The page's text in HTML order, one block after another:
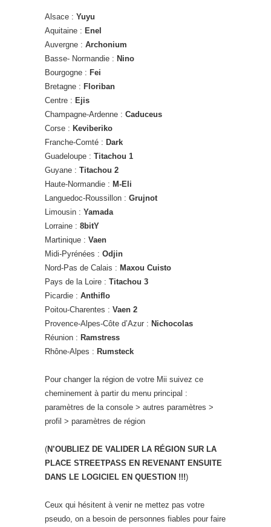
Alsace : Yuyu
Aquitaine : Enel
Auvergne : Archonium
Basse- Normandie : Nino
Bourgogne : Fei
Bretagne : Floriban
Centre : Ejis
Champagne-Ardenne : Caduceus
Corse : Keviberiko
Franche-Comté : Dark
Guadeloupe : Titachou 1
Guyane : Titachou 2
Haute-Normandie : M-Eli
Languedoc-Roussillon : Grujnot
Limousin : Yamada
Lorraine : 8bitY
Martinique : Vaen
Midi-Pyrénées : Odjin
Nord-Pas de Calais : Maxou Cuisto
Pays de la Loire : Titachou 3
Picardie : Anthiflo
Poitou-Charentes : Vaen 2
Provence-Alpes-Côte d’Azur : Nichocolas
Réunion : Ramstress
Rhône-Alpes : Rumsteck
Pour changer la région de votre Mii suivez ce
cheminement à partir du menu principal :
paramètres de la console > autres paramètres >
profil > paramètres de région
(N’OUBLIEZ DE VALIDER LA RÉGION SUR LA
PLACE STREETPASS EN REVENANT ENSUITE
DANS LE LOGICIEL EN QUESTION !!!)
Ceux qui hésitent à venir ne mettez pas votre
pseudo, on a besoin de personnes fiables pour faire